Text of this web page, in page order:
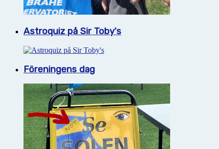
Astroquiz på Sir Toby's
Föreningens dag